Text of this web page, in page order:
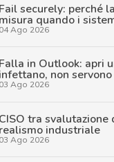
Fail securely: perché
quando i
Ago 2026
in Outlook: apri
non
Ago 2026
tra svalutazione
industriale
Ago 2026